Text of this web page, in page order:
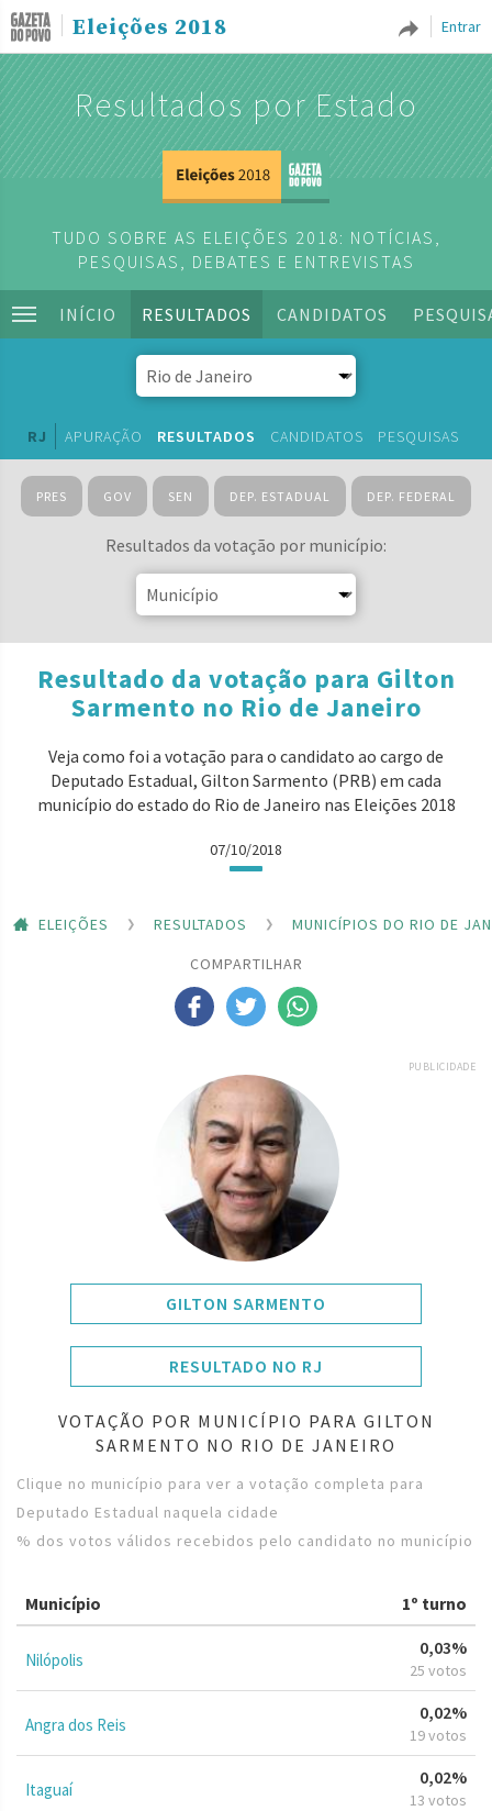
Entrar
Eleições 2018
Resultados por Estado
TUDO SOBRE AS ELEIÇÕES 2018: NOTÍCIAS,
PESQUISAS, DEBATES E ENTREVISTAS
INÍCIO RESULTADOS CANDIDATOS
RJ APURAÇÃO RESULTADOS CANDIDATOS PESQUISAS
PRES GOV SEN DEP. ESTADUAL DEP. FEDERAL
Resultados da votação por município:
Resultado da votação para Gilton
Sarmento no Rio de Janeiro
Veja como foi a votação para o candidato ao cargo de
Deputado Estadual, Gilton Sarmento (PRB) em cada
município do estado do Rio de Janeiro nas Eleições 2018
07/10/2018
ELEIÇÕES RESULTADOS
MUNICÍPIOS DO RIO DE
COMPARTILHAR
PUBLICIDADE
GILTON SARMENTO
RESULTADO NO RJ
VOTAÇÃO POR MUNICÍPIO PARA GILTON
SARMENTO NO RIO DE JANEIRO
Clique no município para ver a votação completa para
Deputado Estadual naquela cidade
% dos votos válidos recebidos pelo candidato no município
Município 1º turno
Nilópolis
0,03%
25 votos
Angra dos Reis
0,02%
19 votos
Itaguaí
0,02%
13 votos